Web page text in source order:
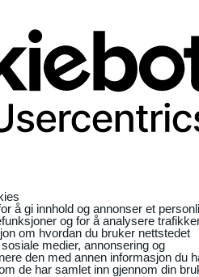
å gi innhold og annonser et
og for å analysere
om hvordan du bruker nettstedet
medier, annonsering og
den med annen informasjon du
de har samlet inn gjennom din